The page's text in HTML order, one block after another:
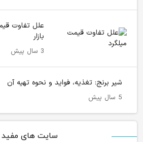
علل تفاوت
بازار
3 سال پیش
شیر برنج: تغذیه، فواید و نحوه تهیه آن
5 سال پیش
سایت های مفید